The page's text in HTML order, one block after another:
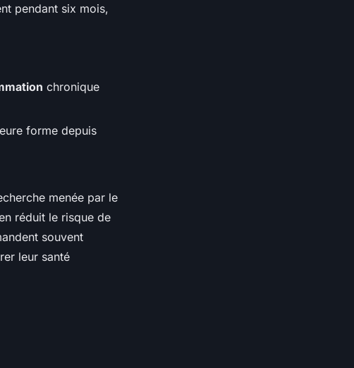
pendant six mois,
chronique
forme depuis
menée par le
réduit le risque de
souvent
leur santé